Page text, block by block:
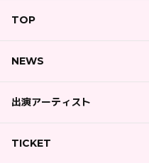
TOP
NEWS
出演アーティスト
TICKET